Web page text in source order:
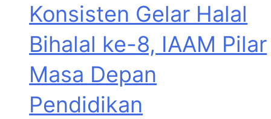
Konsisten Gelar Halal
Bihalal ke-8, IAAM Pilar
Masa Depan
Pendidikan